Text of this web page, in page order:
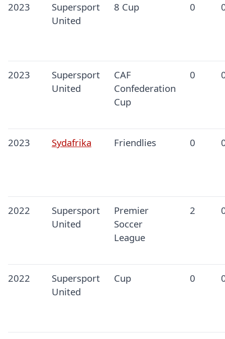
2023
Supersport
United
8 Cup 0
2023
Supersport
United
CAF
Confederation
Cup
0
2023 Sydafrika Friendlies 0
2022
Supersport
United
Premier
Soccer
League
2
2022
Supersport
United
Cup 0